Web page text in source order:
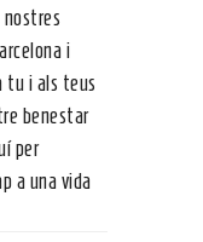
i
tu i als teus
benestar
per
a una vida